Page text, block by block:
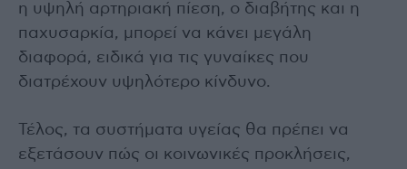
η υψηλή αρτηριακή πίεση, ο διαβήτης και η
παχυσαρκία, μπορεί να κάνει μεγάλη
διαφορά, ειδικά για τις γυναίκες που
διατρέχουν υψηλότερο κίνδυνο.
Τέλος, τα συστήματα υγείας θα πρέπει να
εξετάσουν πώς οι κοινωνικές προκλήσεις,